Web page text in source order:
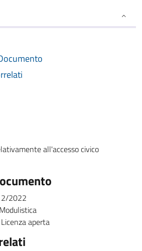
all'accesso civico
2022
Modulistica
Licenza aperta